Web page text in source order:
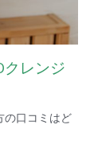
クレンジ
の口コミはど